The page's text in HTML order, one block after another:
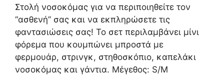
Στολή νοσοκόμας για να περιποιηθείτε τον
“ασθενή” σας και να εκπληρώσετε τις
φαντασιώσεις σας! Το σετ περιλαμβάνει μίνι
φόρεμα που κουμπώνει μπροστά με
φερμουάρ, στρινγκ, στηθοσκόπιο, καπελάκι
νοσοκόμας και γάντια. Μέγεθος: S/M